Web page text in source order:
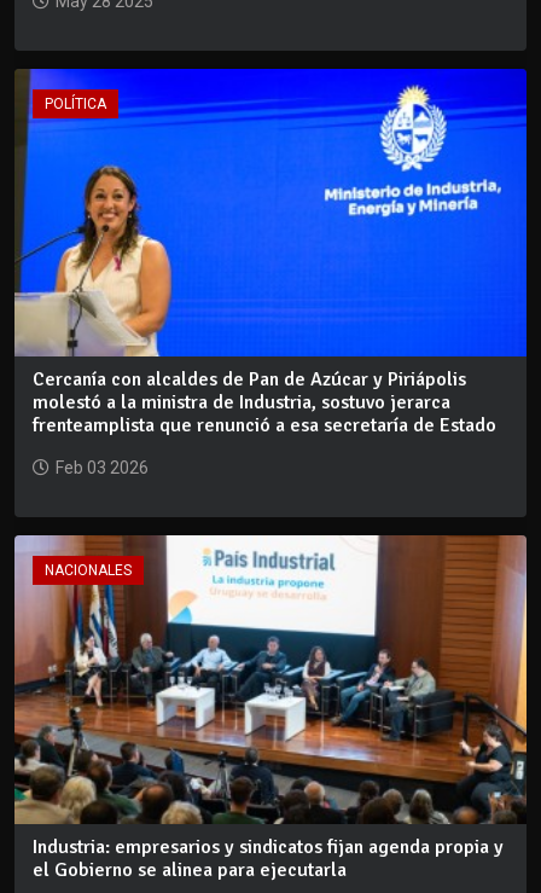
POLÍTICA
Cercanía con alcaldes de Pan de Azúcar y Piriápolis
molestó a la ministra de Industria, sostuvo jerarca
frenteamplista que renunció a esa secretaría de Estado
Feb 03 2026
NACIONALES
Industria: empresarios y sindicatos fijan agenda propia y
el Gobierno se alinea para ejecutarla